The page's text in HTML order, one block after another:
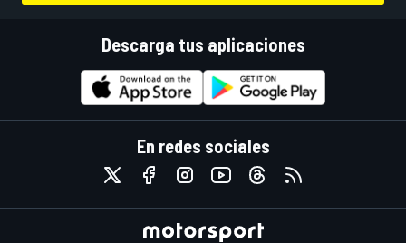
Descarga tus aplicaciones
En redes sociales